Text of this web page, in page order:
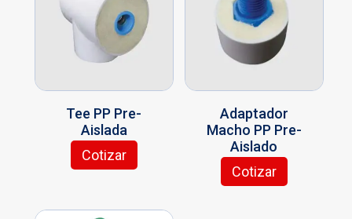
Tee PP Pre-
Aislada
Cotizar
Adaptador
Macho PP Pre-
Aislado
Cotizar